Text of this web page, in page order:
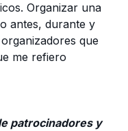
Organizar una
antes, durante y
que
me refiero
patrocinadores y